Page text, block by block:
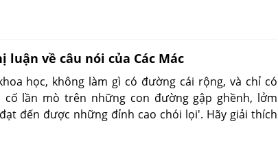
luận về câu nói của Các Mác
học, không làm gì có đường cái rộng, và chỉ có
cố lần mò trên những con đường gập ghềnh, lởm
đến được những đỉnh cao chói lọi'. Hãy giải thích